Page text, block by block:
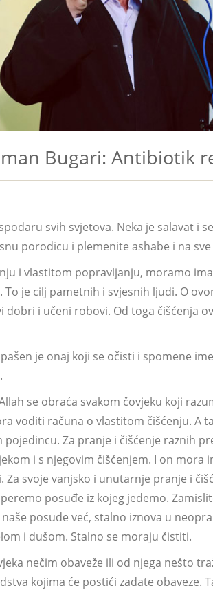
Bugari: Antibiotik
svih svjetova. Neka je salavat i
porodicu i plemenite ashabe i na
i vlastitom popravljanju, moramo
To je cilj pametnih i svjesnih ljudi. O
dobri i učeni robovi. Od toga čišćenja
je onaj koji se očisti i spomene
se obraća svakom čovjeku koji
voditi računa o vlastitom čišćenju. A
Za pranje i čišćenje raznih
i s njegovim čišćenjem. I on mora
svoje vanjsko i unutarnje pranje i
posuđe iz kojeg jedemo.
posuđe već, stalno iznova u
i dušom. Stalno se moraju čistiti.
nečim obaveže ili od njega nešto
kojima će postići zadate obaveze.